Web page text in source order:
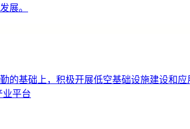
展。
的基础上，积极开展低空基础设施建设和
业平台